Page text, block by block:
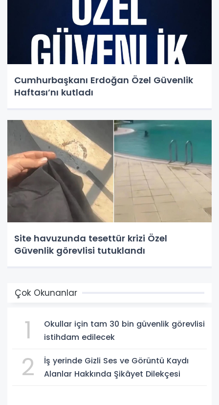
Cumhurbaşkanı Erdoğan Özel Güvenlik
Haftası’nı kutladı
Site havuzunda tesettür krizi Özel
Güvenlik görevlisi tutuklandı
Çok Okunanlar
1
Okullar için tam 30 bin güvenlik görevlisi
istihdam edilecek
2
İş yerinde Gizli Ses ve Görüntü Kaydı
Alanlar Hakkında Şikâyet Dilekçesi